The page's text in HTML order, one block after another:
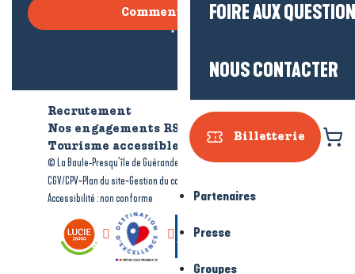
FOIRE AUX
NOUS CONTACTER
Billetterie
Partenaires
Presse
Groupes
Comment venir ?
Recrutement
Qui sommes-nous ?
Nos engagements RSE
Tourisme accessible
© La Baule-Presqu’île de Guérande tourisme-Mentions légales-
CGV/CPV-Plan du site-Gestion du consentement
Accessibilité : non conforme